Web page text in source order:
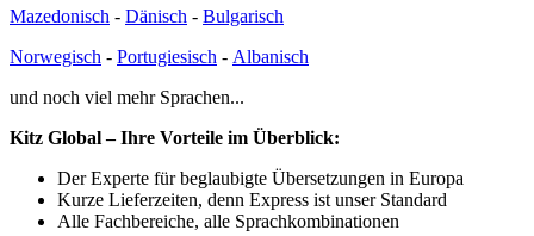
Mazedonisch - Dänisch - Bulgarisch
Norwegisch - Portugiesisch - Albanisch
und noch viel mehr Sprachen...
Kitz Global – Ihre Vorteile im Überblick:
Der Experte für beglaubigte Übersetzungen in Europa
Kurze Lieferzeiten, denn Express ist unser Standard
Alle Fachbereiche, alle Sprachkombinationen